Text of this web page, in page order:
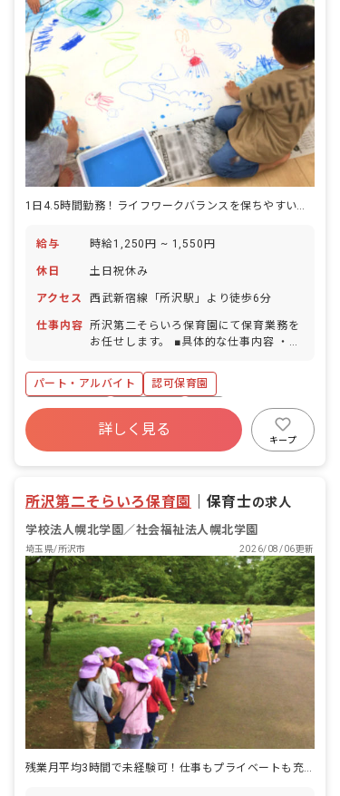
ざまな専門職スタッフとの連携
1日4.5時間勤務！ライフワークバランスを保ちやすい環境◎
給与 時給1,250円 ~ 1,550円
休日 土日祝休み
アクセス 西武新宿線「所沢駅」より徒歩6分
仕事内容 所沢第二そらいろ保育園にて保育業務を
お任せします。 ■具体的な仕事内容 ・フ
類作成はなく、保育業務に専念できるポ
ジションです。
パート・アルバイト
認可保育園
社会保険完備
土日祝休み
有給
昇給昇進あり
産休育休制度
詳しく見る
キープ
所沢第二そらいろ保育園 保育士の求人
学校法人幌北学園／社会福祉法人幌北学園
埼玉県/所沢市 2026/08/06更新
残業月平均3時間で未経験可！仕事もプライベートも充実できる環境です